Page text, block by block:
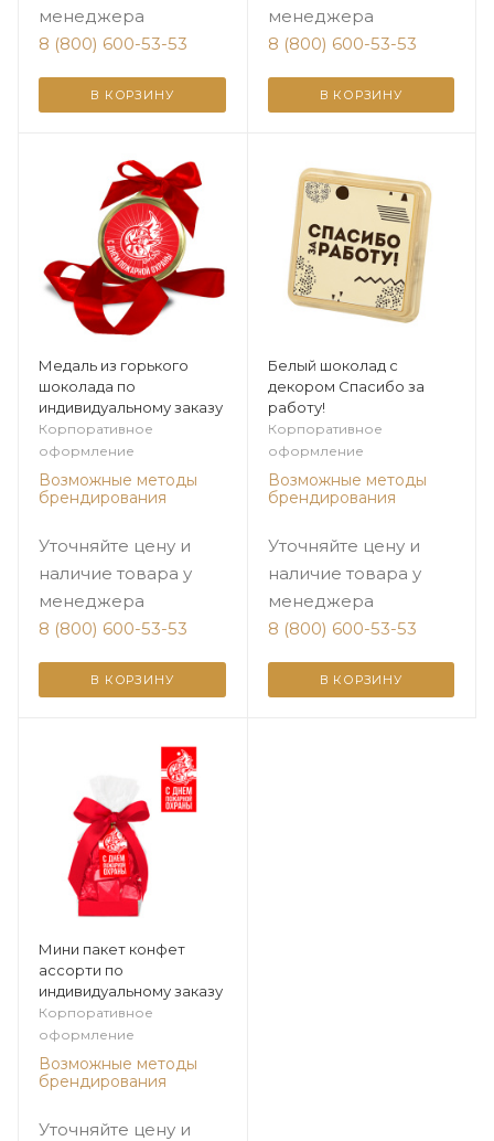
менеджера
8 (800) 600-53-53
В КОРЗИНУ
менеджера
8 (800) 600-53-53
В КОРЗИНУ
Медаль из горького
шоколада по
индивидуальному заказу
Корпоративное
оформление
Возможные методы
брендирования
Уточняйте цену и
наличие товара у
менеджера
8 (800) 600-53-53
В КОРЗИНУ
Белый шоколад с
декором Спасибо за
работу!
Корпоративное
оформление
Возможные методы
брендирования
Уточняйте цену и
наличие товара у
менеджера
8 (800) 600-53-53
В КОРЗИНУ
Мини пакет конфет
ассорти по
индивидуальному заказу
Корпоративное
оформление
Возможные методы
брендирования
Уточняйте цену и